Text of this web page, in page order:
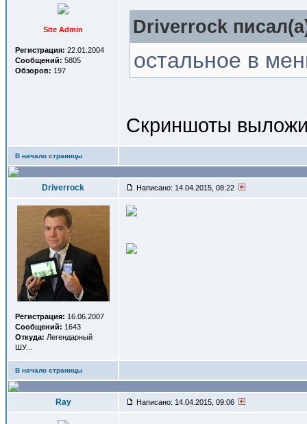
Site Admin
Регистрация: 22.01.2004
Сообщений: 5805
Обзоров: 197
Driverrock
остальное в
Скриншоты
В начало страницы
Driverrock Написано: 14.04.2015, 08:22
Регистрация: 16.06.2007
Сообщений: 1643
Откуда: Легендарный
ШУ...
В начало страницы
Ray Написано: 14.04.2015, 09:06